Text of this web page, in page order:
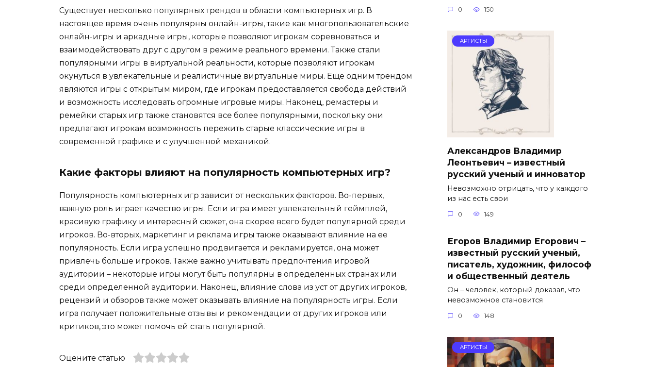
Существует несколько популярных трендов в области компьютерных игр. В
настоящее время очень популярны онлайн-игры, такие как многопользовательские
онлайн-игры и аркадные игры, которые позволяют игрокам соревноваться и
взаимодействовать друг с другом в режиме реального времени. Также стали
популярными игры в виртуальной реальности, которые позволяют игрокам
окунуться в увлекательные и реалистичные виртуальные миры. Еще одним трендом
являются игры с открытым миром, где игрокам предоставляется свобода действий
и возможность исследовать огромные игровые миры. Наконец, ремастеры и
ремейки старых игр также становятся все более популярными, поскольку они
предлагают игрокам возможность пережить старые классические игры в
современной графике и с улучшенной механикой.
Какие факторы влияют на популярность компьютерных игр?
Популярность компьютерных игр зависит от нескольких факторов. Во-первых,
важную роль играет качество игры. Если игра имеет увлекательный геймплей,
красивую графику и интересный сюжет, она скорее всего будет популярной среди
игроков. Во-вторых, маркетинг и реклама игры также оказывают влияние на ее
популярность. Если игра успешно продвигается и рекламируется, она может
привлечь больше игроков. Также важно учитывать предпочтения игровой
аудитории – некоторые игры могут быть популярны в определенных странах или
среди определенной аудитории. Наконец, влияние слова из уст от других игроков,
рецензий и обзоров также может оказывать влияние на популярность игры. Если
игра получает положительные отзывы и рекомендации от других игроков или
критиков, это может помочь ей стать популярной.
Оцените статью
0 150
АРТИСТЫ
Александров Владимир
Леонтьевич – известный
русский ученый и инноватор
Невозможно отрицать, что у каждого
из нас есть свои
0 149
Егоров Владимир Егорович –
известный русский ученый,
писатель, художник, философ
и общественный деятель
Он – человек, который доказал, что
невозможное становится
0 148
АРТИСТЫ